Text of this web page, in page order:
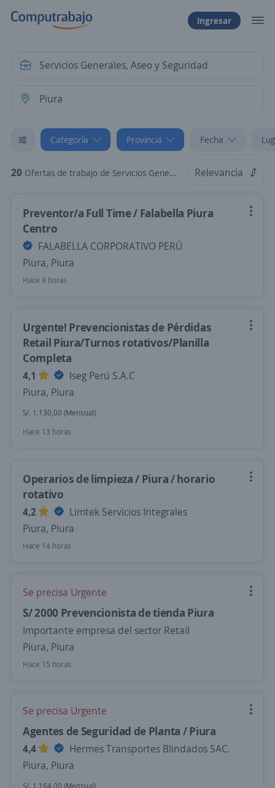
Ingresar
Categoría Provincia Fecha
20 Ofertas de trabajo de Servicios Generales, Aseo y Seguridad en Piura, Piura Relevancia
Preventor/a Full Time / Falabella Piura
Centro
FALABELLA CORPORATIVO PERÚ
Piura, Piura
Hace 9 horas
Urgente! Prevencionistas de Pérdidas
Retail Piura/Turnos rotativos/Planilla
Completa
4,1
Iseg Perú S.A.C
Piura, Piura
S/. 1.130,00 (Mensual)
Hace 13 horas
Operarios de limpieza / Piura / horario
rotativo
4,2
Limtek Servicios Integrales
Piura, Piura
Hace 14 horas
Se precisa Urgente
S/ 2000 Prevencionista de tienda Piura
Importante empresa del sector Retail
Piura, Piura
Hace 15 horas
Se precisa Urgente
Agentes de Seguridad de Planta / Piura
4,4
Hermes Transportes Blindados SAC.
Piura, Piura
S/. 1.164,00 (Mensual)